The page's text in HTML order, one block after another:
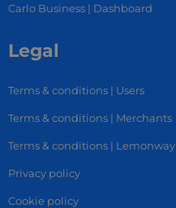
Carlo Business | Dashboard
Legal
Terms & conditions | Users
Terms & conditions | Merchants
Terms & conditions | Lemonway
Privacy policy
Cookie policy